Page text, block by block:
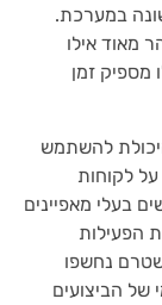
במערכת.
מאוד אילו
מספיק זמן
להשתמש
לקוחות
בעלי מאפיינים
הפעילות
נחשפו
של הביצועים